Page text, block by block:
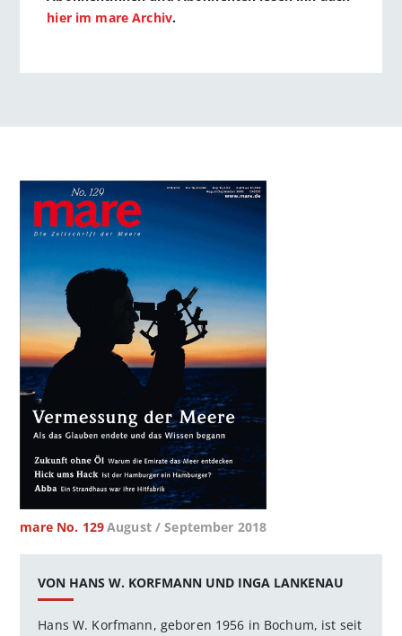
hier im mare Archiv.
mare No. 129August / September 2018
VON HANS W. KORFMANN UND INGA LANKENAU
Hans W. Korfmann, geboren 1956 in Bochum, ist seit